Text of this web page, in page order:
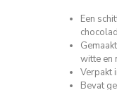
Een
witte en
Verpakt
Bevat